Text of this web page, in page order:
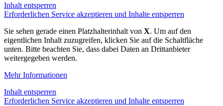
Inhalt entsperren
Erforderlichen Service akzeptieren und Inhalte entsperren
Sie sehen gerade einen Platzhalterinhalt von X. Um auf den
eigentlichen Inhalt zuzugreifen, klicken Sie auf die Schaltfläche
unten. Bitte beachten Sie, dass dabei Daten an Drittanbieter
weitergegeben werden.
Mehr Informationen
Inhalt entsperren
Erforderlichen Service akzeptieren und Inhalte entsperren